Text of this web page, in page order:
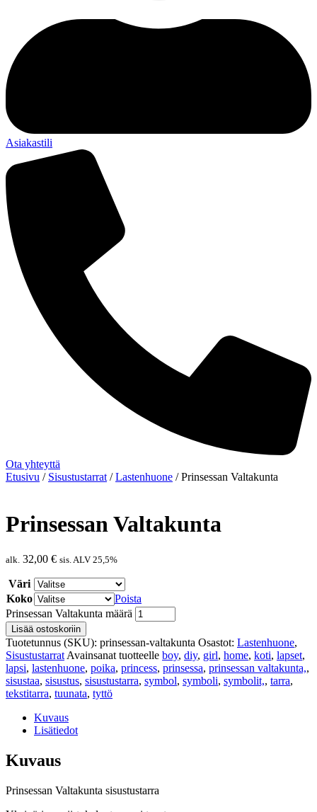
Asiakastili
Ota yhteyttä
Etusivu / Sisustustarrat /Lastenhuone / Prinsessan Valtakunta
Prinsessan Valtakunta
alk. 32,00 € sis. ALV 25,5%
Väri
Koko
Poista
Prinsessan Valtakunta määrä
Lisää ostoskoriin
Tuotetunnus (SKU): prinsessan-valtakunta Osastot: Lastenhuone,
Sisustustarrat Avainsanat tuotteelle boy, diy, girl, home, koti, lapset,
lapsi, lastenhuone, poika, princess, prinsessa, prinsessan valtakunta,,
sisustaa, sisustus, sisustustarra, symbol, symboli, symbolit,, tarra,
tekstitarra, tuunata, tyttö
Kuvaus
Lisätiedot
Kuvaus
Prinsessan Valtakunta sisustustarra